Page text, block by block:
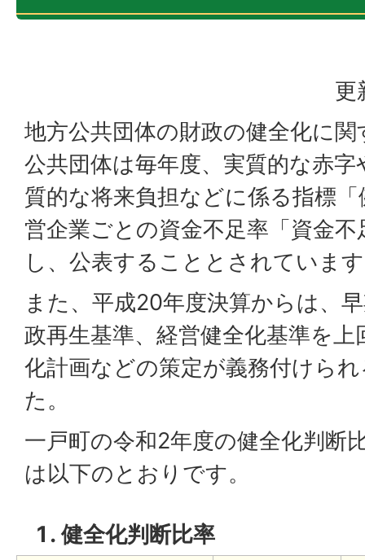
更
地方公共団体の財政の健全化に
公共団体は毎年度、実質的な赤
質的な将来負担などに係る指標
営企業ごとの資金不足率「資金
し、公表することとされていま
また、平成20年度決算からは、
政再生基準、経営健全化基準を
化計画などの策定が義務付けら
た。
一戸町の令和2年度の健全化判断
は以下のとおりです。
健全化判断比率